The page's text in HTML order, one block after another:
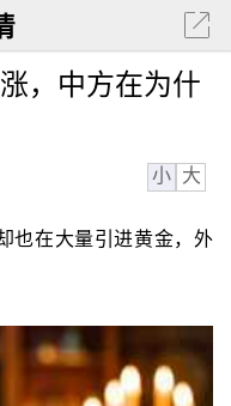
，中方在为什
小 大
也在大量引进黄金，外